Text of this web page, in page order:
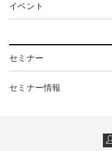
イベント
セミナー
セミナー情報